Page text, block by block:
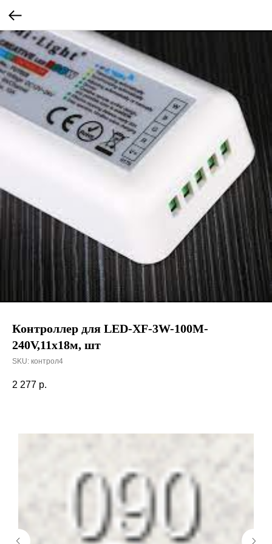
Контроллер для LED-XF-3W-100M-
240V,11х18м, шт
SKU: контрол4
2 277 р.